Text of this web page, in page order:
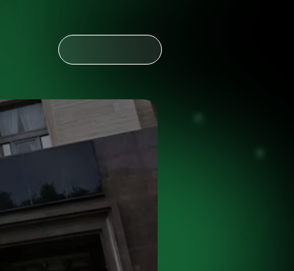
NOTICIAS ESPAÑOL